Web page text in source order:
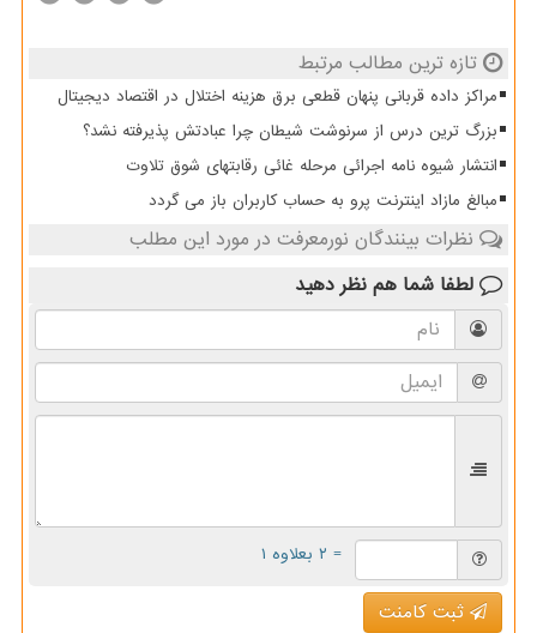
تازه ترین مطالب مرتبط
مراکز داده قربانی پنهان قطعی برق هزینه اختلال در اقتصاد دیجیتال
بزرگ ترین درس از سرنوشت شیطان چرا عبادتش پذیرفته نشد؟
انتشار شیوه نامه اجرائی مرحله غائی رقابتهای شوق تلاوت
مبالغ مازاد اینترنت پرو به حساب کاربران باز می گردد
نظرات بینندگان نورمعرفت در مورد این مطلب
لطفا شما هم نظر دهید
= ۲ بعلاوه ۱
ثبت کامنت